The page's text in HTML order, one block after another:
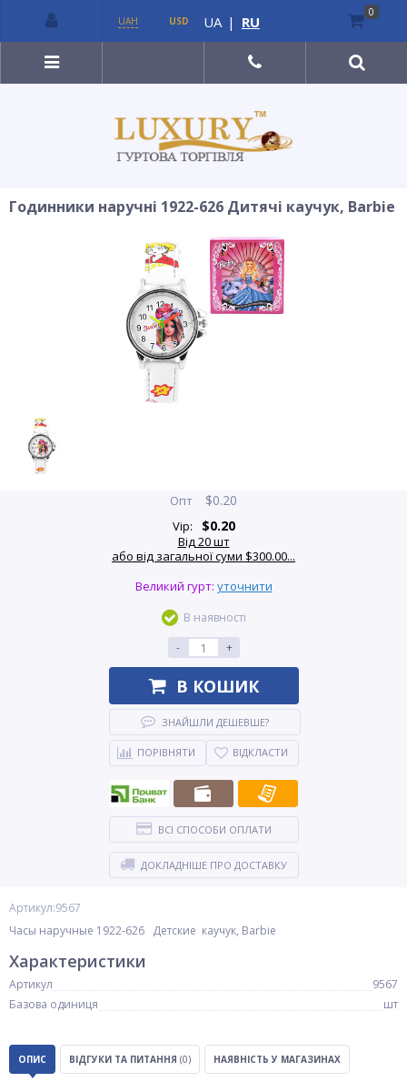
Годинники наручні 1922-626 Дитячі каучук, Barbie
Артикул:9567
Часы наручные 1922-626 Детские каучук, Barbie
Опт $0.20
Vip: $0.20
Від 20 шт
або від загальної суми $300.00...
Великий гурт: уточнити
В наявності
-
+
В КОШИК
ЗНАЙШЛИ ДЕШЕВШЕ?
ПОРІВНЯТИ ВІДКЛАСТИ
ВСІ СПОСОБИ ОПЛАТИ
ДОКЛАДНІШЕ ПРО ДОСТАВКУ
Характеристики
Артикул
9567
Базова одиниця
шт
ОПИС ВІДГУКИ ТА ПИТАННЯ (0) НАЯВНІСТЬ У МАГАЗИНАХ
UAH USD UA | RU
0